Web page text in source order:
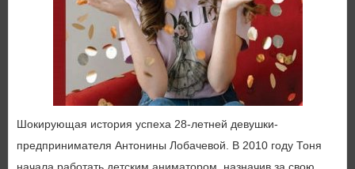
Шокирующая история успеха 28-летней девушки-
предпринимателя Антонины Лобачевой. В 2010 году Тоня